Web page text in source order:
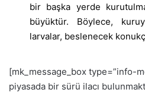
bir başka yerde
büyüktür. Böylece,
larvalar, beslenecek
[mk_message_box type=”info-
piyasada bir sürü ilacı